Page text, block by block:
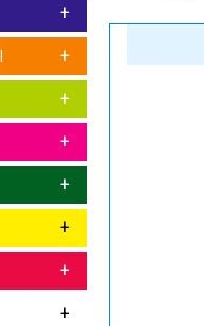
+
+
+
+
+
+
+
+